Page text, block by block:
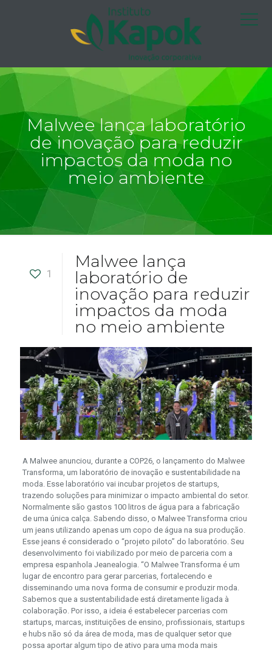
Malwee lança laboratório
de inovação para reduzir
impactos da moda no
meio ambiente
1
Malwee lança
laboratório de
inovação para reduzir
impactos da moda
no meio ambiente
A Malwee anunciou, durante a COP26, o lançamento do Malwee
Transforma, um laboratório de inovação e sustentabilidade na
moda. Esse laboratório vai incubar projetos de startups,
trazendo soluções para minimizar o impacto ambiental do setor.
Normalmente são gastos 100 litros de água para a fabricação
de uma única calça. Sabendo disso, o Malwee Transforma criou
um jeans utilizando apenas um copo de água na sua produção.
Esse jeans é considerado o “projeto piloto” do laboratório. Seu
desenvolvimento foi viabilizado por meio de parceria com a
empresa espanhola Jeanealogia. “O Malwee Transforma é um
lugar de encontro para gerar parcerias, fortalecendo e
disseminando uma nova forma de consumir e produzir moda.
Sabemos que a sustentabilidade está diretamente ligada à
colaboração. Por isso, a ideia é estabelecer parcerias com
startups, marcas, instituições de ensino, profissionais, startups
e hubs não só da área de moda, mas de qualquer setor que
possa aportar algum tipo de ativo para uma moda mais